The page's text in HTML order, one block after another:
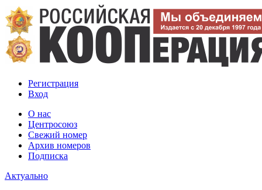
Регистрация
Вход
О нас
Центросоюз
Свежий номер
Архив номеров
Подписка
Актуально